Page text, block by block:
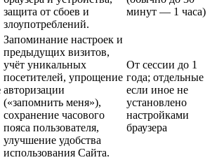
защита от сбоев и
злоупотреблений.
минут — 1 часа)
Запоминание настроек и
предыдущих визитов,
учёт уникальных
посетителей, упрощение
авторизации
(«запомнить меня»),
сохранение часового
пояса пользователя,
улучшение удобства
использования Сайта.
От сессии до 1
года; отдельные
если иное не
установлено
настройками
браузера